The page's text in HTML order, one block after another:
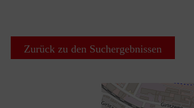
Zurück zu den Suchergebnissen